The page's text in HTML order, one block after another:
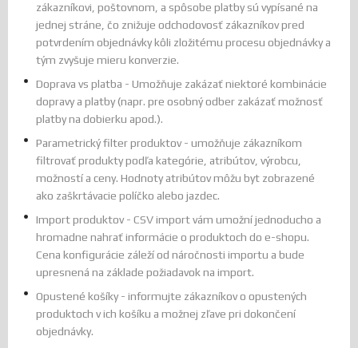
zákazníkovi, poštovnom, a spôsobe platby sú vypísané na
jednej stráne, čo znižuje odchodovosť zákazníkov pred
potvrdením objednávky kôli zložitému procesu objednávky a
tým zvyšuje mieru konverzie.
Doprava vs platba - Umožňuje zakázať niektoré kombinácie
dopravy a platby (napr. pre osobný odber zakázať možnosť
platby na dobierku apod.).
Parametrický filter produktov - umožňuje zákazníkom
filtrovať produkty podľa kategórie, atribútov, výrobcu,
možností a ceny. Hodnoty atribútov môžu byt zobrazené
ako zaškrtávacie políčko alebo jazdec.
Import produktov - CSV import vám umožní jednoducho a
hromadne nahrať informácie o produktoch do e-shopu.
Cena konfigurácie záleží od náročnosti importu a bude
upresnená na základe požiadavok na import.
Opustené košíky - informujte zákazníkovo opustených
produktoch vich košíku a možnej zľave pri dokončení
objednávky.